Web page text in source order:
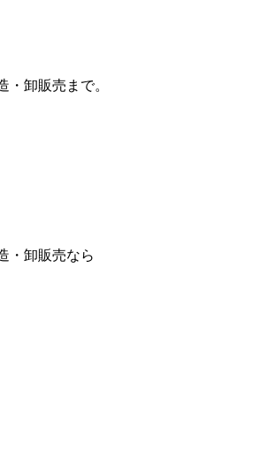
卸販売まで。
・卸販売なら